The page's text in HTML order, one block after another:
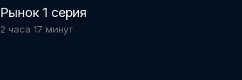
Рынок 1 серия
2 часа 17 минут